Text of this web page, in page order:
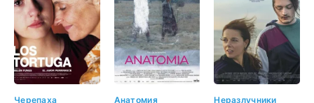
Черепаха
Анатомия
Неразлучники